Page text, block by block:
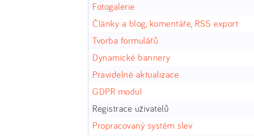
Fotogalerie
Články a blog, komentáře, RSS export
Tvorba formulářů
Dynamické bannery
Pravidelné aktualizace
GDPR modul
Registrace uživatelů
Propracovaný systém slev